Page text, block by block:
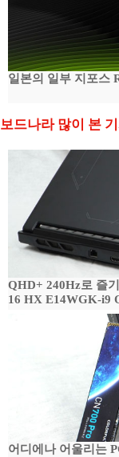
일본의 일부 지포스
보드나라 많이 본
QHD+ 240Hz로 즐
16 HX E14WGK-i9
어디에나 어울리는